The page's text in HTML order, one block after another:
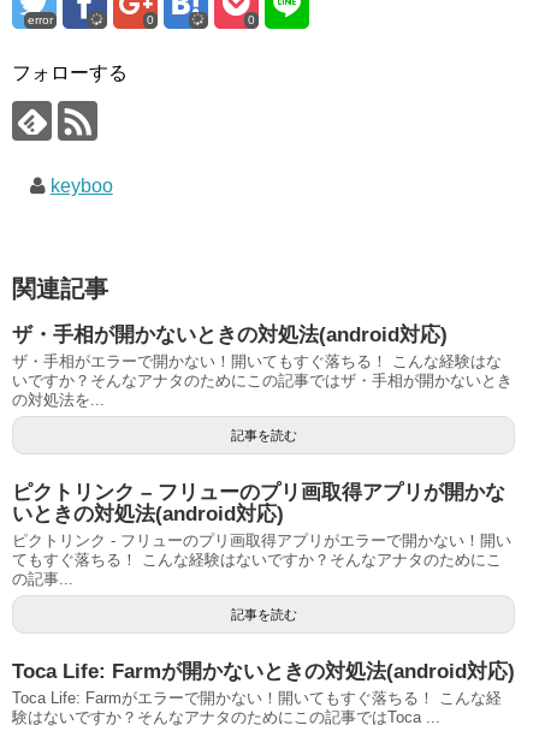
error 0 0
フォローする
keyboo
関連記事
ザ・手相が開かないときの対処法(android対応)
ザ・手相がエラーで開かない！開いてもすぐ落ちる！ こんな経験はな
いですか？そんなアナタのためにこの記事ではザ・手相が開かないとき
の対処法を...
記事を読む
ピクトリンク – フリューのプリ画取得アプリが開かな
いときの対処法(android対応)
ピクトリンク - フリューのプリ画取得アプリがエラーで開かない！開い
てもすぐ落ちる！ こんな経験はないですか？そんなアナタのためにこ
の記事...
記事を読む
Toca Life: Farmが開かないときの対処法(android対応)
Toca Life: Farmがエラーで開かない！開いてもすぐ落ちる！ こんな経
験はないですか？そんなアナタのためにこの記事ではToca ...